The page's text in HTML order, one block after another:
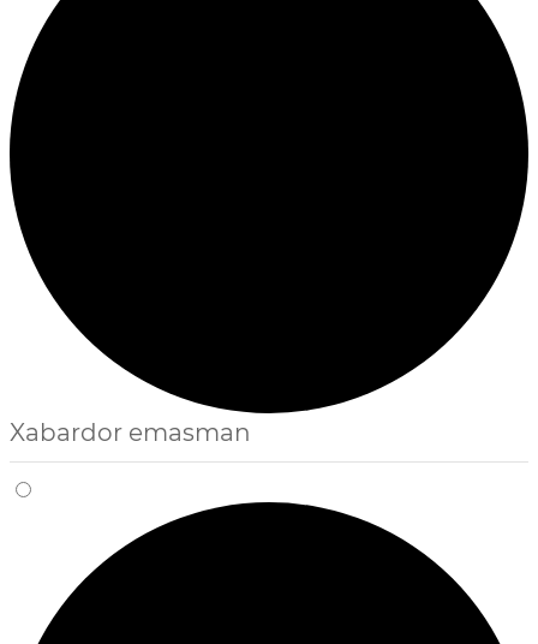
Xabardor emasman